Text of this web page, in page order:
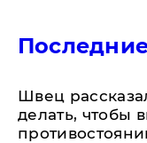
Швец
делать, чтобы